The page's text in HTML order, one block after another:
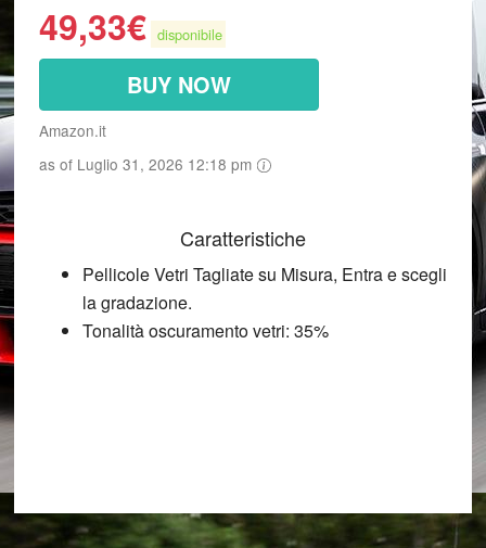
49,33€ disponibile
BUY NOW
Amazon.it
as of Luglio 31, 2026 12:18 pm
Caratteristiche
Pellicole Vetri Tagliate su Misura, Entra e scegli
la gradazione.
Tonalità oscuramento vetri: 35%